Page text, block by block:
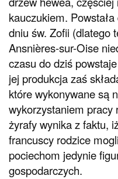
kauczukiem.
dniu św. Zofii (dlatego
Ansnières-sur-Oise
czasu do dziś
jej produkcja zaś
które wykonywane są
wykorzystaniem pracy
żyrafy wynika z faktu,
francuscy rodzice
pociechom jedynie
gospodarczych.